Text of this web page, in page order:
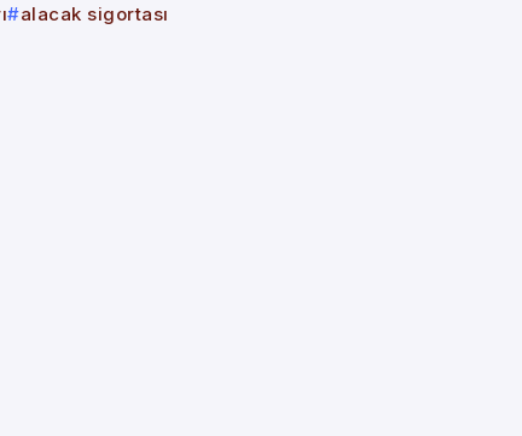
alacak sigortası